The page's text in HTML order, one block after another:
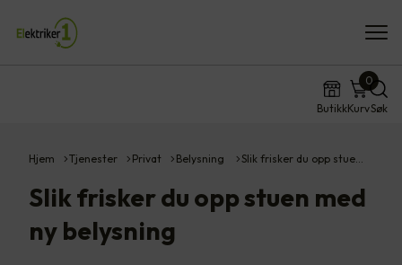
ButikkKurv
0
Søk
Hjem Tjenester Privat Belysning Slik frisker du opp stue…
Slik frisker du opp stuen med
ny belysning